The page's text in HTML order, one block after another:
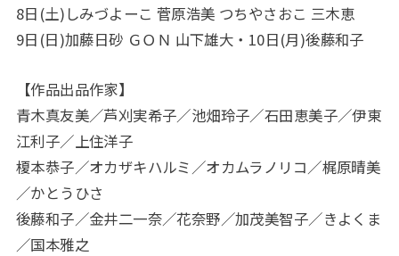
8日(土)しみづよーこ 菅原浩美 つちやさおこ 三木恵
9日(日)加藤日砂 ＧＯＮ 山下雄大・10日(月)後藤和子
【作品出品作家】
青木真友美／芦刈実希子／池畑玲子／石田恵美子／伊東
江利子／上住洋子
榎本恭子／オカザキハルミ／オカムラノリコ／梶原晴美
／かとうひさ
後藤和子／金井二一奈／花奈野／加茂美智子／きよくま
／国本雅之